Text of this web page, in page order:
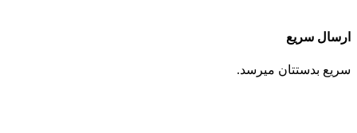
ارسال سریع
سریع بدستتان میرسد.